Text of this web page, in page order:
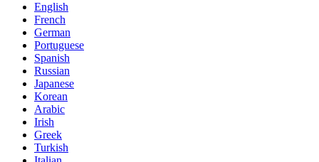
English
French
German
Portuguese
Spanish
Russian
Japanese
Korean
Arabic
Irish
Greek
Turkish